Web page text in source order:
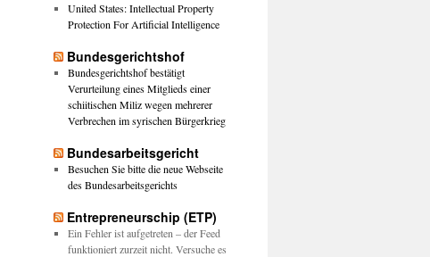
United States: Intellectual Property
Protection For Artificial Intelligence
Bundesgerichtshof
Bundesgerichtshof bestätigt
Verurteilung eines Mitglieds einer
schiitischen Miliz wegen mehrerer
Verbrechen im syrischen Bürgerkrieg
Bundesarbeitsgericht
Besuchen Sie bitte die neue Webseite
des Bundesarbeitsgerichts
Entrepreneurschip (ETP)
Ein Fehler ist aufgetreten – der Feed
funktioniert zurzeit nicht. Versuche es